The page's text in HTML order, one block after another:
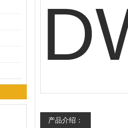
产品介绍：